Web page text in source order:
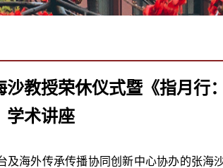
教授荣休仪式暨《指月行
学术讲座
及海外传承传播协同创新中心协办的张海